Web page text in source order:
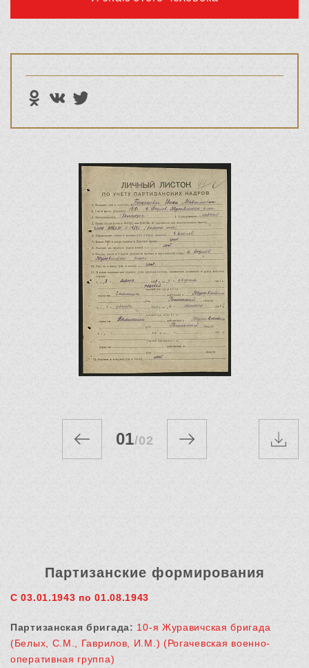
01/02
Партизанские формирования
С 03.01.1943 по 01.08.1943
Партизанская бригада: 10-я Журавичская бригада
(Белых, С.М., Гаврилов, И.М.) (Рогачевская военно-
оперативная группа)